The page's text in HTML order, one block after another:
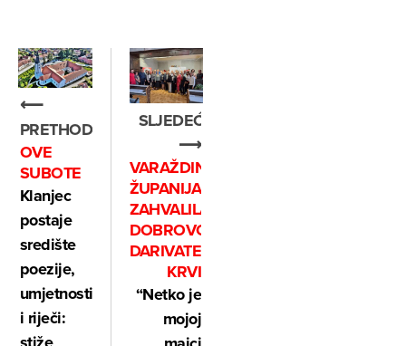
⟵
PRETHODNO
OVE
SUBOTE
Klanjec
postaje
središte
poezije,
umjetnosti
i riječi:
SLJEDEĆE
⟶
VARAŽDINSKA
ŽUPANIJA
ZAHVALILA
DOBROVOLJNIM
DARIVATELJIMA
KRVI
“Netko je
mojoj